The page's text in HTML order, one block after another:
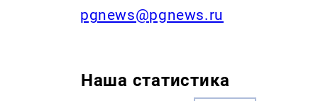
pgnews@pgnews.ru
Наша статистика